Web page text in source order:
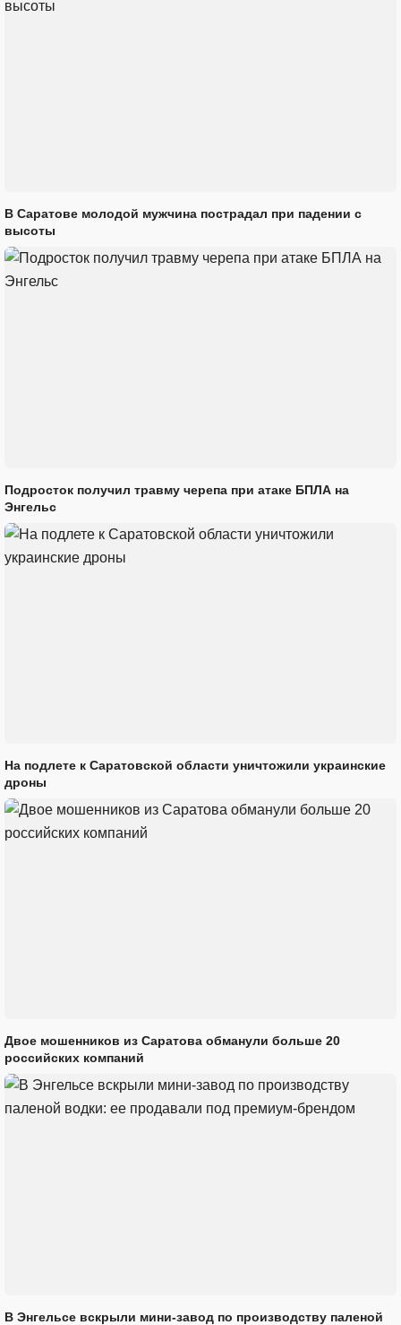
В Саратове молодой мужчина пострадал при падении с
высоты
Подросток получил травму черепа при атаке БПЛА на
Энгельс
На подлете к Саратовской области уничтожили украинские
дроны
Двое мошенников из Саратова обманули больше 20
российских компаний
В Энгельсе вскрыли мини-завод по производству паленой